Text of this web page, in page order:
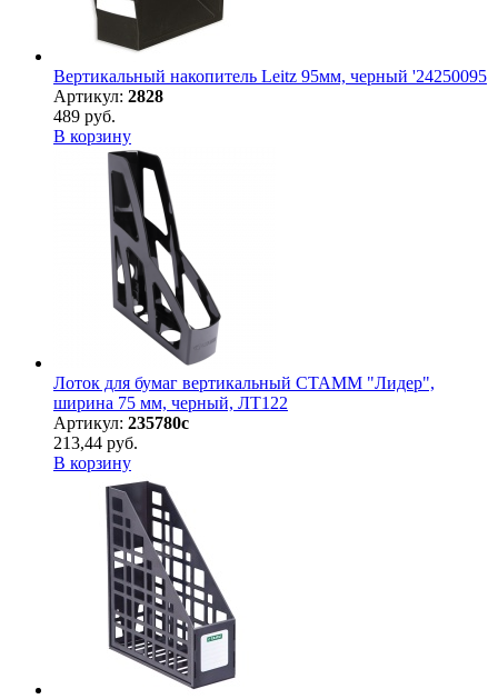
Вертикальный накопитель Leitz 95мм, черный '24250095
Артикул: 2828
489 руб.
В корзину
Лоток для бумаг вертикальный СТАММ "Лидер",
ширина 75 мм, черный, ЛТ122
Артикул: 235780с
213,44 руб.
В корзину